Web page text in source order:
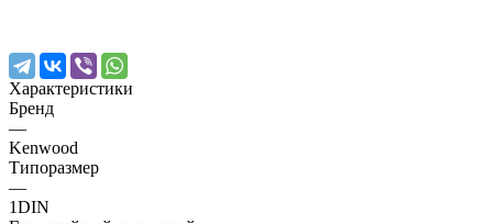
Характеристики
Бренд
—
Kenwood
Типоразмер
—
1DIN